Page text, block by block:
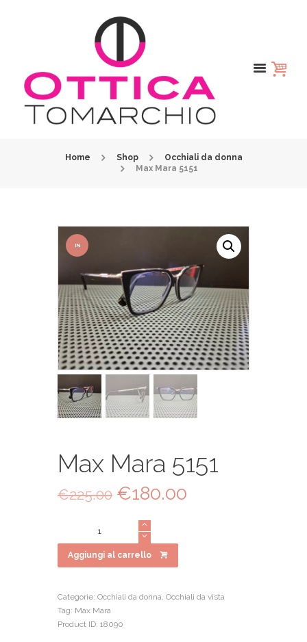
Home Shop
Occhiali da donna
Max Mara 5151
IN
TA!
Max Mara 5151
€225.00 Il
prezzo
originale
era:
€225.00.
€180.00
5151
quantità
Aggiungi al carrello
Categorie: Occhiali da donna Occhiali da vista
Tag: Max Mara
Product ID: 18090